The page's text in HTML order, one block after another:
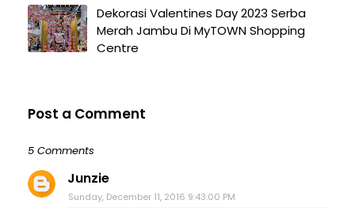
Dekorasi Valentines Day 2023 Serba
Merah Jambu Di MyTOWN Shopping
Centre
Post a Comment
5 Comments
Junzie
Sunday, December 11, 2016 9:43:00 PM